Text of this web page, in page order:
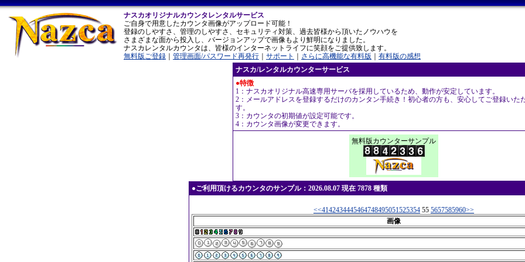
ナスカオリジナルカウンタレンタルサービス
ご自身で用意したカウンタ画像がアップロード可能！
登録のしやすさ、管理のしやすさ、セキュリティ対策、過去皆様から頂いたノウハウを
さまざまな面から投入し、バージョンアップで画像もより鮮明になりました。
ナスカレンタルカウンタは、皆様のインターネットライフに笑顔をご提供致します。
無料版ご登録
管理画面/パスワード再発行 サポート さらに高機能な有料版
有料版の感想
ナスカ/レンタルカウンターサービス
●特徴
1：ナスカオリジナル高速専用サーバを採用しているため、動作が安定しています。
2：メールアドレスを登録するだけのカンタン手続き！初心者の方も、安心してご登録いた
す。
3：カウンタの初期値が設定可能です。
4：カウンタ画像が変更できます。
無料版カウンターサンプル
●ご利用頂けるカウンタのサンプル：2026.08.07 現在 7878 種類
<<4142434445464748495051525354 55 5657585960>>
画像